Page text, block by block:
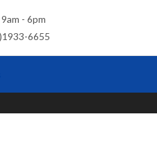
- 6pm
6655